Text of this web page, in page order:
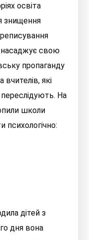
освіта
знищення
насаджує свою
пропаганду
вчителів, які
На
школи
психологічно:
дітей з
дня вона